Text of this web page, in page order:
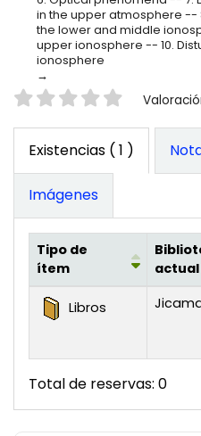
in the upper atmosphere --
the lower and middle
upper ionosphere -- 10.
ionosphere
Valoración
Existencias ( 1 )
Imágenes
Existencias
Tipo de
ítem
actual
Libros
Total de reservas: 0